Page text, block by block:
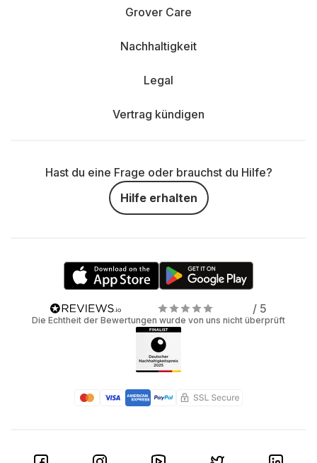
Grover Care
Nachhaltigkeit
Legal
Vertrag kündigen
Hast du eine Frage oder brauchst du Hilfe?
Hilfe erhalten
/ 5
Die Echtheit der Bewertungen wurde von uns nicht überprüft